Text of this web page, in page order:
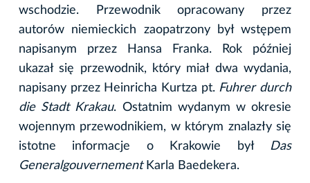
wschodzie. Przewodnik opracowany przez
autorów niemieckich zaopatrzony był wstępem
napisanym przez Hansa Franka. Rok później
ukazał się przewodnik, który miał dwa wydania,
napisany przez Heinricha Kurtza pt. Fuhrer durch
die Stadt Krakau. Ostatnim wydanym w okresie
wojennym przewodnikiem, w którym znalazły się
istotne informacje o Krakowie był
Das
GeneralgouvernementKarla Baedekera.